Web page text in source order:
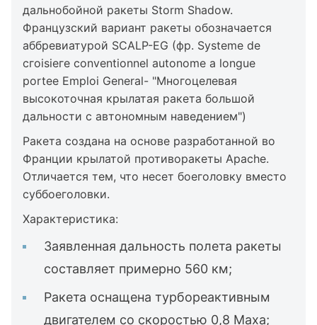
дальнобойной ракеты Storm Shadow.
Французский вариант ракеты обозначается
аббревиатурой SCALP-EG (фр. Systеme de
сгоіѕіеге conventionnel autonome а longue
portеe Emploi General- "Многоцелевая
высокоточная крылатая ракета большой
дальности с автономным наведением")
Ракета создана на основе разработанной во
Франции крылатой противоракеты Apache.
Отличается тем, что несет боеголовку вместо
суббоеголовки.
Характеристика:
Заявленная дальность полета ракеты
составляет примерно 560 км;
Ракета оснащена турбореактивным
двигателем со скоростью 0,8 Маха;